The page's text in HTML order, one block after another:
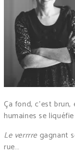
Ça fond, c’est
humaines se
Le verrrregagnant
rue…